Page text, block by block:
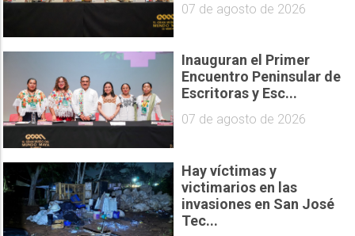
07 de agosto de 2026
Inauguran el Primer
Encuentro Peninsular de
Escritoras y Esc...
07 de agosto de 2026
Hay víctimas y
victimarios en las
invasiones en San José
Tec...